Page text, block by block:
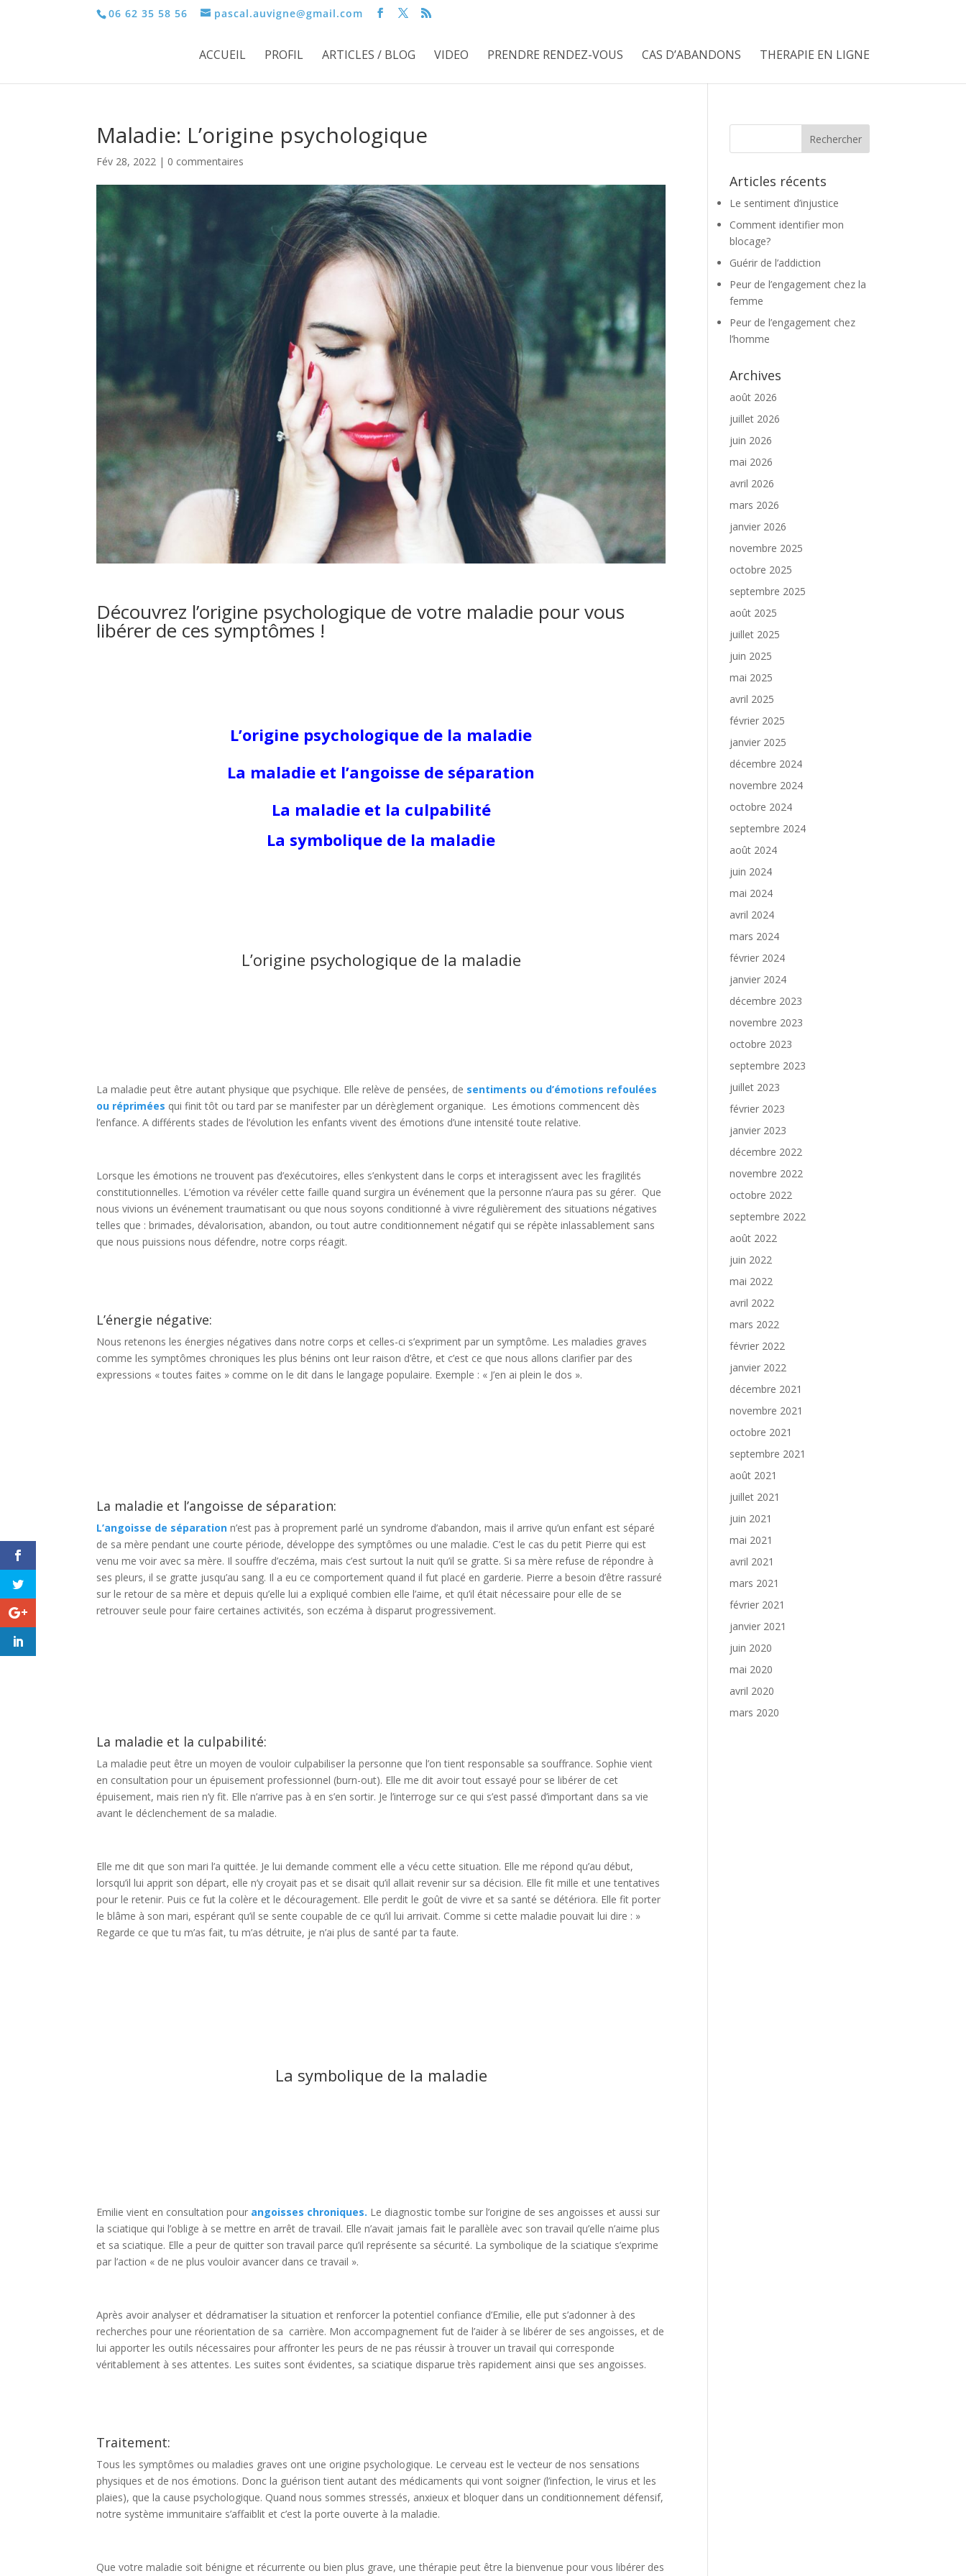
06 62 35 58 56 pascal.auvigne@gmail.com
ACCUEIL PROFIL ARTICLES / BLOG VIDEO PRENDRE RENDEZ-VOUS CAS D’ABANDONS THERAPIE EN LIGNE
Maladie: L’origine psychologique
Fév 28, 2022 | 0 commentaires
Découvrez l’origine psychologique de votre maladie pour vous
libérer de ces symptômes !
L’origine psychologique de la maladie
La maladie et l’angoisse de séparation
La maladie et la culpabilité
La symbolique de la maladie
L’origine psychologique de la maladie
La maladie peut être autant physique que psychique. Elle relève de pensées, de sentiments ou d’émotions refoulées
ou réprimées qui finit tôt ou tard par se manifester par un dérèglement organique. Les émotions commencent dès
l’enfance. A différents stades de l’évolution les enfants vivent des émotions d’une intensité toute relative.
Lorsque les émotions ne trouvent pas d’exécutoires, elles s’enkystent dans le corps et interagissent avec les fragilités
constitutionnelles. L’émotion va révéler cette faille quand surgira un événement que la personne n’aura pas su gérer. Que
nous vivions un événement traumatisant ou que nous soyons conditionné à vivre régulièrement des situations négatives
telles que : brimades, dévalorisation, abandon, ou tout autre conditionnement négatif qui se répète inlassablement sans
que nous puissions nous défendre, notre corps réagit.
L’énergie négative:
Nous retenons les énergies négatives dans notre corps et celles-ci s’expriment par un symptôme. Les maladies graves
comme les symptômes chroniques les plus bénins ont leur raison d’être, et c’est ce que nous allons clarifier par des
expressions « toutes faites » comme on le dit dans le langage populaire. Exemple : « J’en ai plein le dos ».
La maladie et l’angoisse de séparation:
L’angoisse de séparation n’est pas à proprement parlé un syndrome d’abandon, mais il arrive qu’un enfant est séparé
de sa mère pendant une courte période, développe des symptômes ou une maladie. C’est le cas du petit Pierre qui est
venu me voir avec sa mère. Il souffre d’eczéma, mais c’est surtout la nuit qu’il se gratte. Si sa mère refuse de répondre à
ses pleurs, il se gratte jusqu’au sang. Il a eu ce comportement quand il fut placé en garderie. Pierre a besoin d’être rassuré
sur le retour de sa mère et depuis qu’elle lui a expliqué combien elle l’aime, et qu’il était nécessaire pour elle de se
retrouver seule pour faire certaines activités, son eczéma à disparut progressivement.
La maladie et la culpabilité:
La maladie peut être un moyen de vouloir culpabiliser la personne que l’on tient responsable sa souffrance. Sophie vient
en consultation pour un épuisement professionnel (burn-out). Elle me dit avoir tout essayé pour se libérer de cet
épuisement, mais rien n’y fit. Elle n’arrive pas à en s’en sortir. Je l’interroge sur ce qui s’est passé d’important dans sa vie
avant le déclenchement de sa maladie.
Elle me dit que son mari l’a quittée. Je lui demande comment elle a vécu cette situation. Elle me répond qu’au début,
lorsqu’il lui apprit son départ, elle n’y croyait pas et se disait qu’il allait revenir sur sa décision. Elle fit mille et une tentatives
pour le retenir. Puis ce fut la colère et le découragement. Elle perdit le goût de vivre et sa santé se détériora. Elle fit porter
le blâme à son mari, espérant qu’il se sente coupable de ce qu’il lui arrivait. Comme si cette maladie pouvait lui dire : »
Regarde ce que tu m’as fait, tu m’as détruite, je n’ai plus de santé par ta faute.
La symbolique de la maladie
Emilie vient en consultation pour angoisses chroniques. Le diagnostic tombe sur l’origine de ses angoisses et aussi sur
la sciatique qui l’oblige à se mettre en arrêt de travail. Elle n’avait jamais fait le parallèle avec son travail qu’elle n’aime plus
et sa sciatique. Elle a peur de quitter son travail parce qu’il représente sa sécurité. La symbolique de la sciatique s’exprime
par l’action « de ne plus vouloir avancer dans ce travail ».
Après avoir analyser et dédramatiser la situation et renforcer la potentiel confiance d’Emilie, elle put s’adonner à des
recherches pour une réorientation de sa carrière. Mon accompagnement fut de l’aider à se libérer de ses angoisses, et de
lui apporter les outils nécessaires pour affronter les peurs de ne pas réussir à trouver un travail qui corresponde
véritablement à ses attentes. Les suites sont évidentes, sa sciatique disparue très rapidement ainsi que ses angoisses.
Traitement:
Tous les symptômes ou maladies graves ont une origine psychologique. Le cerveau est le vecteur de nos sensations
physiques et de nos émotions. Donc la guérison tient autant des médicaments qui vont soigner (l’infection, le virus et les
plaies), que la cause psychologique. Quand nous sommes stressés, anxieux et bloquer dans un conditionnement défensif,
notre système immunitaire s’affaiblit et c’est la porte ouverte à la maladie.
Que votre maladie soit bénigne et récurrente ou bien plus grave, une thérapie peut être la bienvenue pour vous libérer des
Articles récents
Le sentiment d’injustice
Comment identifier mon
blocage?
Guérir de l’addiction
Peur de l’engagement chez la
femme
Peur de l’engagement chez
l’homme
Archives
août 2026
juillet 2026
juin 2026
mai 2026
avril 2026
mars 2026
janvier 2026
novembre 2025
octobre 2025
septembre 2025
août 2025
juillet 2025
juin 2025
mai 2025
avril 2025
février 2025
janvier 2025
décembre 2024
novembre 2024
octobre 2024
septembre 2024
août 2024
juin 2024
mai 2024
avril 2024
mars 2024
février 2024
janvier 2024
décembre 2023
novembre 2023
octobre 2023
septembre 2023
juillet 2023
février 2023
janvier 2023
décembre 2022
novembre 2022
octobre 2022
septembre 2022
août 2022
juin 2022
mai 2022
avril 2022
mars 2022
février 2022
janvier 2022
décembre 2021
novembre 2021
octobre 2021
septembre 2021
août 2021
juillet 2021
juin 2021
mai 2021
avril 2021
mars 2021
février 2021
janvier 2021
juin 2020
mai 2020
avril 2020
mars 2020